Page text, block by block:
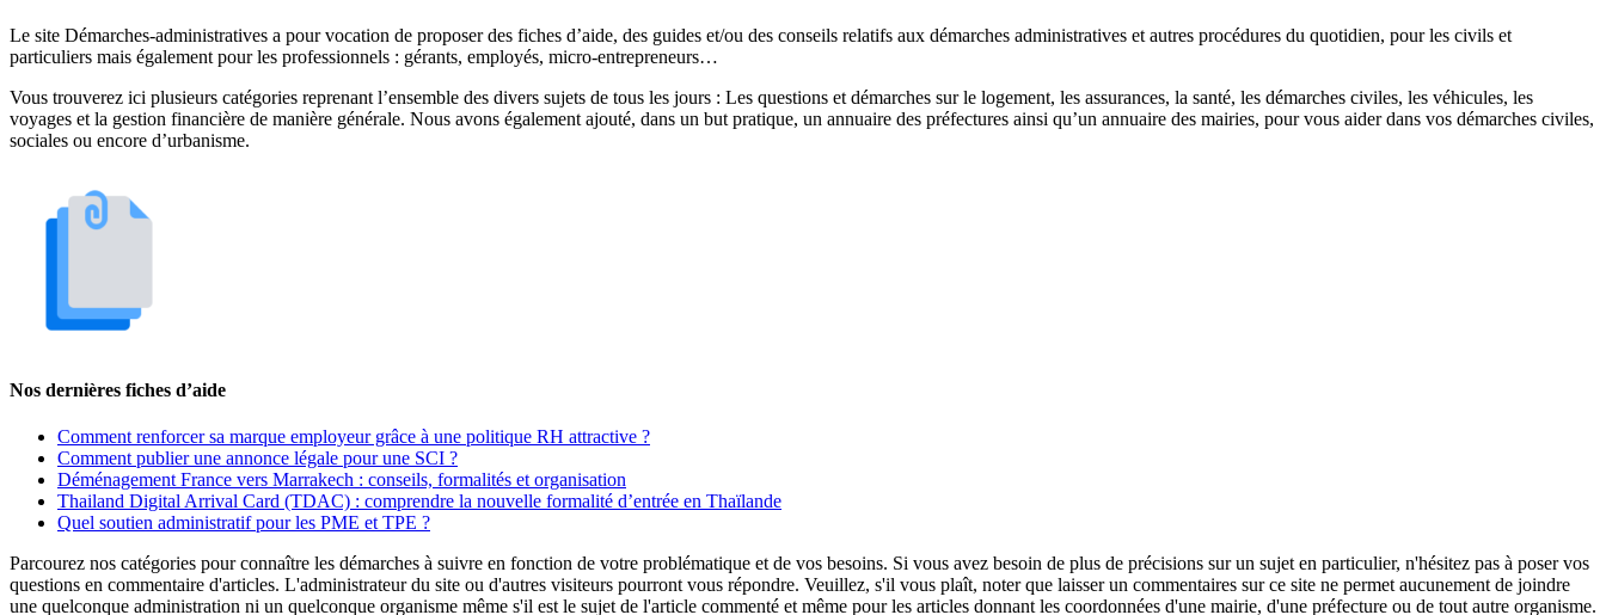
Le site Démarches-administratives a pour vocation de proposer des fiches d’aide, des guides et/ou des conseils relatifs aux démarches administratives et autres procédures du quotidien, pour les civils et
particuliers mais également pour les professionnels : gérants, employés, micro-entrepreneurs…
Vous trouverez ici plusieurs catégories reprenant l’ensemble des divers sujets de tous les jours : Les questions et démarches sur le logement, les assurances, la santé, les démarches civiles, les véhicules, les
voyages et la gestion financière de manière générale. Nous avons également ajouté, dans un but pratique, un annuaire des préfectures ainsi qu’un annuaire des mairies, pour vous aider dans vos démarches civiles,
sociales ou encore d’urbanisme.
Nos dernières fiches d’aide
Comment renforcer sa marque employeur grâce à une politique RH attractive ?
Comment publier une annonce légale pour une SCI ?
Déménagement France vers Marrakech : conseils, formalités et organisation
Thailand Digital Arrival Card (TDAC) : comprendre la nouvelle formalité d’entrée en Thaïlande
Quel soutien administratif pour les PME et TPE ?
Parcourez nos catégories pour connaître les démarches à suivre en fonction de votre problématique et de vos besoins. Si vous avez besoin de plus de précisions sur un sujet en particulier, n'hésitez pas à poser vos
questions en commentaire d'articles. L'administrateur du site ou d'autres visiteurs pourront vous répondre. Veuillez, s'il vous plaît, noter que laisser un commentaires sur ce site ne permet aucunement de joindre
une quelconque administration ni un quelconque organisme même s'il est le sujet de l'article commenté et même pour les articles donnant les coordonnées d'une mairie, d'une préfecture ou de tout autre organisme.